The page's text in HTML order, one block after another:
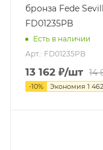
бронза Fede
FD01235PB
Есть в наличии
Арт.: FD01235PB
13 162 ₽/шт 14
-10% Экономия 1 462